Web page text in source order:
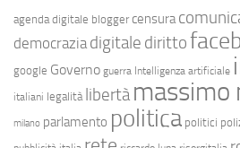
agenda digitale blogger censura
democrazia digitale diritto
google Governo guerra Intelligenza artificiale
italiani legalità libertà massimo
milano parlamento politica politici